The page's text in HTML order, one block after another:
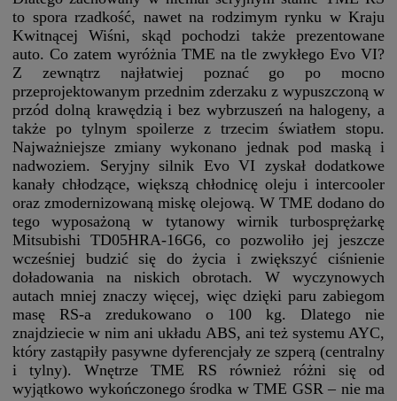
to spora rzadkość, nawet na rodzimym rynku w Kraju
Kwitnącej Wiśni, skąd pochodzi także prezentowane
auto. Co zatem wyróżnia TME na tle zwykłego Evo VI?
Z zewnątrz najłatwiej poznać go po mocno
przeprojektowanym przednim zderzaku z wypuszczoną w
przód dolną krawędzią i bez wybrzuszeń na halogeny, a
także po tylnym spoilerze z trzecim światłem stopu.
Najważniejsze zmiany wykonano jednak pod maską i
nadwoziem. Seryjny silnik Evo VI zyskał dodatkowe
kanały chłodzące, większą chłodnicę oleju i intercooler
oraz zmodernizowaną miskę olejową. W TME dodano do
tego wyposażoną w tytanowy wirnik turbosprężarkę
Mitsubishi TD05HRA-16G6, co pozwoliło jej jeszcze
wcześniej budzić się do życia i zwiększyć ciśnienie
doładowania na niskich obrotach. W wyczynowych
autach mniej znaczy więcej, więc dzięki paru zabiegom
masę RS-a zredukowano o 100 kg. Dlatego nie
znajdziecie w nim ani układu ABS, ani też systemu AYC,
który zastąpiły pasywne dyferencjały ze szperą (centralny
i tylny). Wnętrze TME RS również różni się od
wyjątkowo wykończonego środka w TME GSR – nie ma